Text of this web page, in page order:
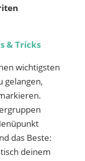
& Tricks
wichtigsten
gelangen,
das Beste:
deinem